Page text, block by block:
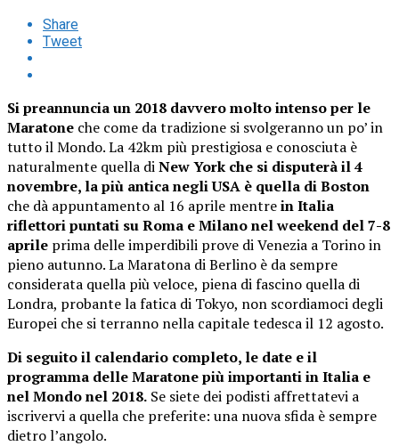
Share
Tweet
Si preannuncia un 2018 davvero molto intenso per le
Maratone che come da tradizione si svolgeranno un po’ in
tutto il Mondo. La 42km più prestigiosa e conosciuta è
naturalmente quella diNew York che si disputerà il 4
novembre, la più antica negli USA è quella di Boston
che dà appuntamento al 16 aprile mentrein Italia
riflettori puntati su Roma e Milano nel weekend del 7-8
aprile prima delle imperdibili prove di Venezia a Torino in
pieno autunno. La Maratona di Berlino è da sempre
considerata quella più veloce, piena di fascino quella di
Londra, probante la fatica di Tokyo, non scordiamoci degli
Europei che si terranno nella capitale tedesca il 12 agosto.
Di seguito il calendario completo, le date e il
programma delle Maratone più importanti in Italia e
nel Mondo nel 2018. Se siete dei podisti affrettatevi a
iscrivervi a quella che preferite: una nuova sfida è sempre
dietro l’angolo.